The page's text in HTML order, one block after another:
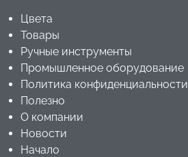
Цвета
Товары
Ручные инструменты
Промышленное оборудование
Политика конфиденциальности
Полезно
О компании
Новости
Начало